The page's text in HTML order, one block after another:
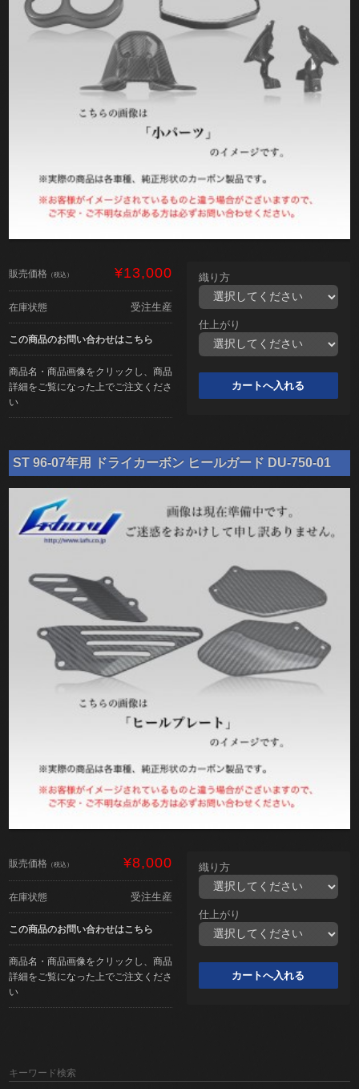
販売価格 （税込） ¥13,000
在庫状態 受注生産
この商品のお問い合わせはこちら
商品名・商品画像をクリックし、商品
詳細をご覧になった上でご注文くださ
い
織り方
仕上がり
ST 96-07年用 ドライカーボン ヒールガード DU-750-01
販売価格 （税込） ¥8,000
在庫状態 受注生産
この商品のお問い合わせはこちら
商品名・商品画像をクリックし、商品
詳細をご覧になった上でご注文くださ
い
織り方
仕上がり
キーワード検索